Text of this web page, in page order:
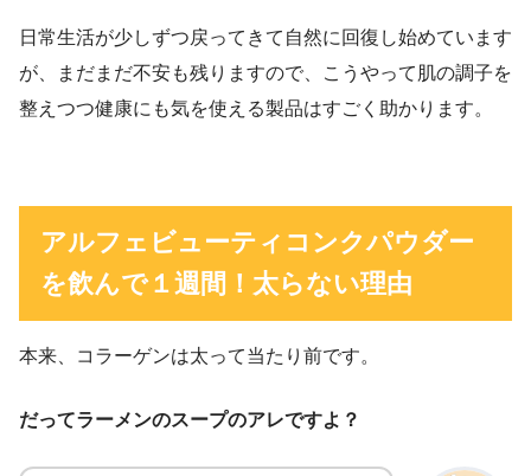
日常生活が少しずつ戻ってきて自然に回復し始めています
が、まだまだ不安も残りますので、こうやって肌の調子を
整えつつ健康にも気を使える製品はすごく助かります。
アルフェビューティコンクパウダー
を飲んで１週間！太らない理由
本来、コラーゲンは太って当たり前です。
だってラーメンのスープのアレですよ？